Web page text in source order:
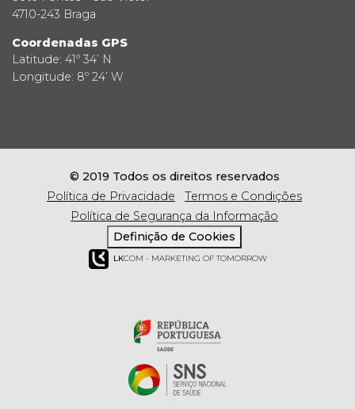
4710-243 Braga
Coordenadas GPS
Latitude: 41º 34’ N
Longitude: 8º 24’ W
© 2019 Todos os direitos reservados
Política de Privacidade
Termos e Condições
Política de Segurança da Informação
Definição de Cookies
LKCOM - MARKETING OF TOMORROW